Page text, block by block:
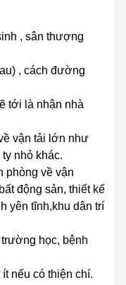
, sân thượng
, cách đường
tới là nhận nhà
vận tải lớn như
nhỏ khác.
phòng về vận
động sản, thiết kế
yên tĩnh,khu dân trí
học, bệnh
nếu có thiện chí.